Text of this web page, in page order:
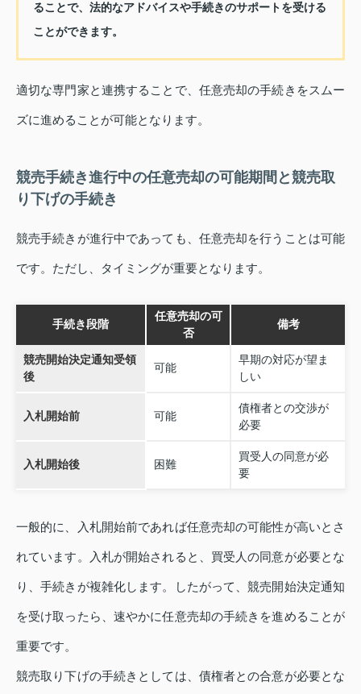
ることで、法的なアドバイスや手続きのサポートを受ける
ことができます。
適切な専門家と連携することで、任意売却の手続きをスムー
ズに進めることが可能となります。
競売手続き進行中の任意売却の可能期間と競売取
り下げの手続き
競売手続きが進行中であっても、任意売却を行うことは可能
です。ただし、タイミングが重要となります。
手続き段階
任意売却の可
否
備考
競売開始決定通知受領
後
可能
早期の対応が望ま
しい
入札開始前 可能
債権者との交渉が
必要
入札開始後 困難
買受人の同意が必
要
一般的に、入札開始前であれば任意売却の可能性が高いとさ
れています。入札が開始されると、買受人の同意が必要とな
り、手続きが複雑化します。したがって、競売開始決定通知
を受け取ったら、速やかに任意売却の手続きを進めることが
重要です。
競売取り下げの手続きとしては、債権者との合意が必要とな